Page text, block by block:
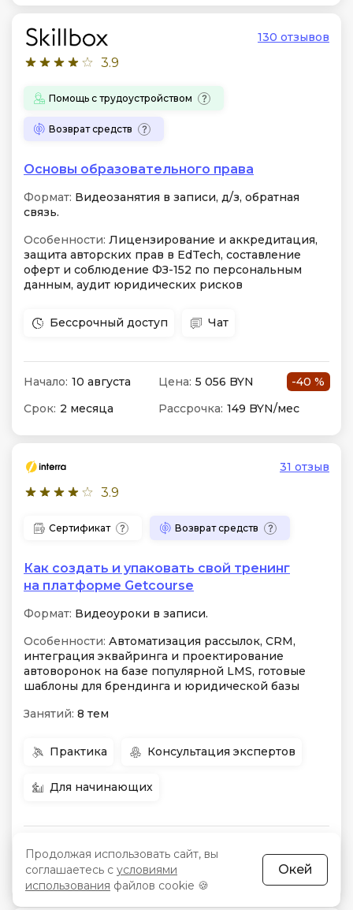
3.9
130 отзывов
Помощь с трудоустройством
Возврат средств
Основы образовательного права
Формат: Видеозанятия в записи, д/з, обратная
связь.
Особенности: Лицензирование и аккредитация,
защита авторских прав в EdTech, составление
оферт и соблюдение ФЗ-152 по персональным
данным, аудит юридических рисков
Бессрочный доступ Чат
Начало: 10 августа Цена: 5 056 BYN
-40 %
Срок: 2 месяца Рассрочка: 149 BYN/мес
3.9
31 отзыв
Сертификат Возврат средств
Как создать и упаковать свой тренинг
на платформе Getcourse
Формат: Видеоуроки в записи.
Особенности: Автоматизация рассылок, CRM,
интеграция эквайринга и проектирование
автоворонок на базе популярной LMS, готовые
шаблоны для брендинга и юридической базы
Занятий: 8 тем
Практика Консультация экспертов
Для начинающих
Начало: Цена:
Срок: 1 неделя
Продолжая использовать сайт, вы
соглашаетесь с условиями
использования файлов cookie 🍪
Окей